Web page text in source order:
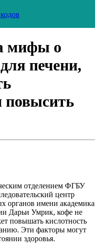
мифы о
печени,
повысить
отделением ФГБУ
центр
органов имени академика
Дарьи Умрик, кофе не
повышать кислотность
Эти факторы могут
здоровья.